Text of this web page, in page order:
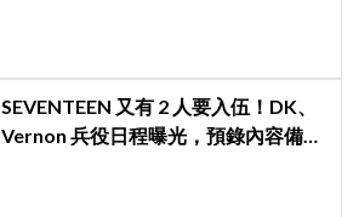
SEVENTEEN 又有 2 人要入伍！DK、
Vernon 兵役日程曝光，預錄內容備齊